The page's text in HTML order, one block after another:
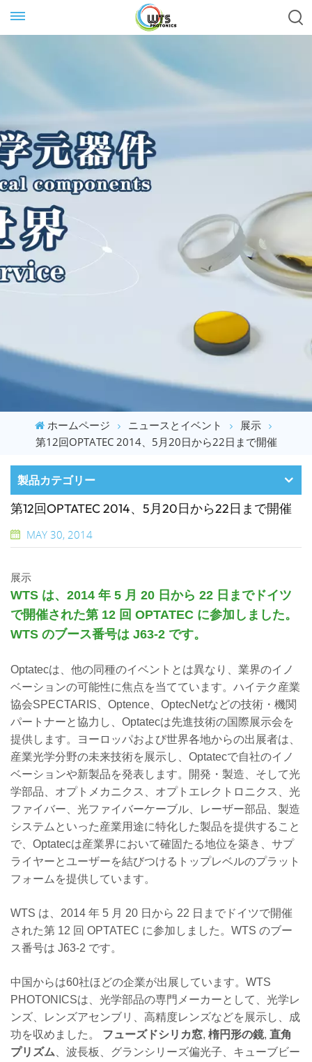
ホームページ ニュースとイベント
展示
第12回OPTATEC 2014、5月20日から22日まで開催
製品カテゴリー
第12回OPTATEC 2014、5月20日から22日まで開催
MAY 30, 2014
展示
WTS は、2014 年 5 月 20 日から 22 日までドイツ
で開催された第 12 回 OPTATEC に参加しました。
WTS のブース番号は J63-2 です。
Optatecは、他の同種のイベントとは異なり、業界のイノ
ベーションの可能性に焦点を当てています。ハイテク産業
協会SPECTARIS、Optence、OptecNetなどの技術・機関
パートナーと協力し、Optatecは先進技術の国際展示会を
提供します。ヨーロッパおよび世界各地からの出展者は、
産業光学分野の未来技術を展示し、Optatecで自社のイノ
ベーションや新製品を発表します。開発・製造、そして光
学部品、オプトメカニクス、オプトエレクトロニクス、光
ファイバー、光ファイバーケーブル、レーザー部品、製造
システムといった産業用途に特化した製品を提供すること
で、Optatecは産業界において確固たる地位を築き、サプ
ライヤーとユーザーを結びつけるトップレベルのプラット
フォームを提供しています。
WTS は、2014 年 5 月 20 日から 22 日までドイツで開催
された第 12 回 OPTATEC に参加しました。WTS のブー
ス番号は J63-2 です。
中国からは60社ほどの企業が出展しています。WTS
PHOTONICSは、光学部品の専門メーカーとして、光学レ
ンズ、レンズアセンブリ、高精度レンズなどを展示し、成
功を収めました。 フューズドシリカ窓, 楕円形の鏡, 直角
プリズム 、波長板、グランシリーズ偏光子、キューブビー